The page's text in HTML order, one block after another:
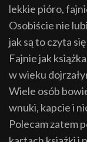
lekkie pióro,
Osobiście nie
jak są to czyta
Fajnie jak
w wieku
Wiele osób
wnuki, kapcie i
Polecam zatem